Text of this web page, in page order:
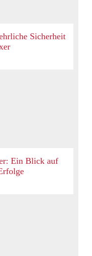
Sicherheit
Ein Blick auf